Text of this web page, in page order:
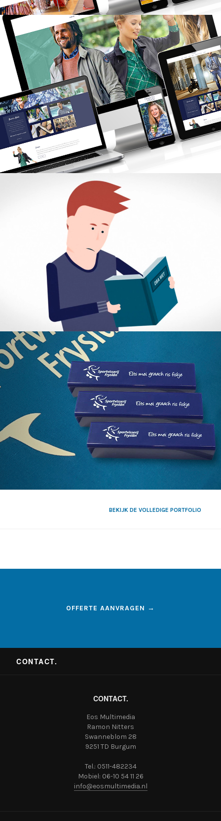
BEKIJK DE VOLLEDIGE PORTFOLIO
OFFERTE AANVRAGEN →
CONTACT.
CONTACT.
Eos Multimedia
Ramon Nitters
Swanneblom 28
9251 TD Burgum
Tel.: 0511-482234
Mobiel: 06-10 54 11 26
info@eosmultimedia.nl